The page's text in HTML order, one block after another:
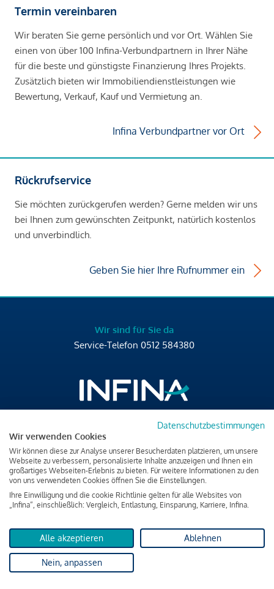
Termin vereinbaren
Wir beraten Sie gerne persönlich und vor Ort. Wählen Sie
einen von über 100 Infina-Verbundpartnern in Ihrer Nähe
für die beste und günstigste Finanzierung Ihres Projekts.
Zusätzlich bieten wir Immobiliendienstleistungen wie
Bewertung, Verkauf, Kauf und Vermietung an.
Infina Verbundpartner vor Ort
Rückrufservice
Sie möchten zurückgerufen werden? Gerne melden wir uns
bei Ihnen zum gewünschten Zeitpunkt, natürlich kostenlos
und unverbindlich.
Geben Sie hier Ihre Rufnummer ein
Wir sind für Sie da
Service-Telefon 0512 584380
Brixner Straße 2/4
6020 Innsbruck
T+43 512 584380
office@infina.at
Impressum
Datenschutz & Cookies
Datenschutzbestimmungen
Wir verwenden Cookies
Wir können diese zur Analyse unserer Besucherdaten platzieren, um unsere
Webseite zu verbessern, personalisierte Inhalte anzuzeigen und Ihnen ein
großartiges Webseiten-Erlebnis zu bieten. Für weitere Informationen zu den
von uns verwendeten Cookies öffnen Sie die Einstellungen.
Ihre Einwilligung und die cookie Richtlinie gelten für alle Websites von
„Infina“, einschließlich: Vergleich, Entlastung, Einsparung, Karriere, Infina.
Alle akzeptieren Ablehnen
Nein, anpassen